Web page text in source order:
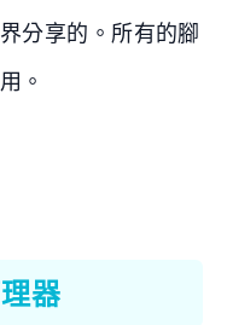
分享的。所有的腳
。
器